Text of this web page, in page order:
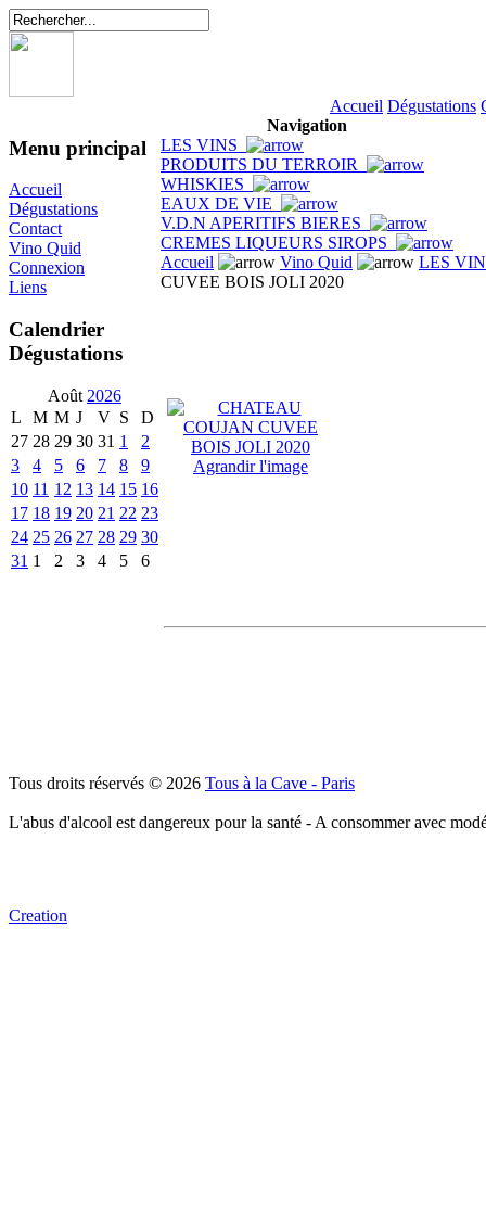
Accueil Dégustations
Menu principal
Accueil
Dégustations
Contact
Vino Quid
Connexion
Liens
Calendrier
Dégustations
Août 2026
L
M M J V S
D
27 28 29 30 31 1
2
3
4 5 6 7 8
9
10 11 12 13 14 15 16
17 18 19 20 21 22 23
24 25 26 27 28 29 30
31 1 2 3 4 5 6
Navigation
LES VINS
PRODUITS DU TERROIR
WHISKIES
EAUX DE VIE
V.D.N APERITIFS BIERES
CREMES LIQUEURS SIROPS
Accueil
Vino Quid
LES
CUVEE BOIS JOLI 2020
Agrandir l'image
Tous droits réservés © 2026 Tous à la Cave - Paris
L'abus d'alcool est dangereux pour la santé - A consommer avec
Creation